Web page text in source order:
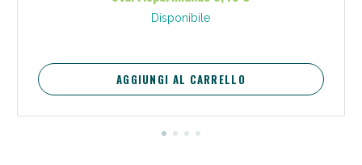
Disponibile
AGGIUNGI AL CARRELLO